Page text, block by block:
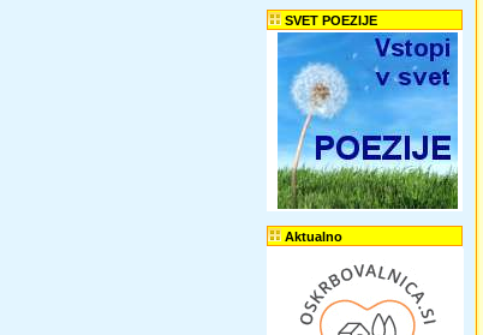
SVET POEZIJE
Aktualno